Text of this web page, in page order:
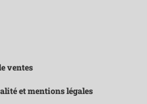
ventes
et mentions légales